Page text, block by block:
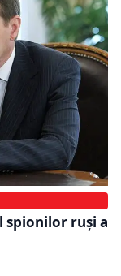
spionilor ruși a